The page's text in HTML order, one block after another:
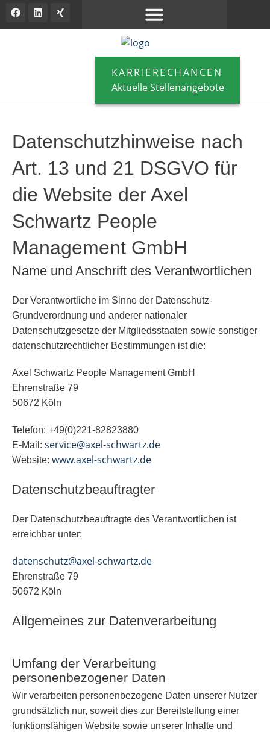
KARRIERECHANCEN
Aktuelle Stellenangebote
Datenschutzhinweise nach
Art. 13 und 21 DSGVO für
die Website der Axel
Schwartz People
Management GmbH
Name und Anschrift des Verantwortlichen
Der Verantwortliche im Sinne der Datenschutz-
Grundverordnung und anderer nationaler
Datenschutzgesetze der Mitgliedsstaaten sowie sonstiger
datenschutzrechtlicher Bestimmungen ist die:
Axel Schwartz People Management GmbH
Ehrenstraße 79
50672 Köln
Telefon: +49(0)221-82823880
E-Mail: service@axel-schwartz.de
Website: www.axel-schwartz.de
Datenschutzbeauftragter
Der Datenschutzbeauftragte des Verantwortlichen ist
erreichbar unter:
datenschutz@axel-schwartz.de
Ehrenstraße 79
50672 Köln
Allgemeines zur Datenverarbeitung
Umfang der Verarbeitung
personenbezogener Daten
Wir verarbeiten personenbezogene Daten unserer Nutzer
grundsätzlich nur, soweit dies zur Bereitstellung einer
funktionsfähigen Website sowie unserer Inhalte und